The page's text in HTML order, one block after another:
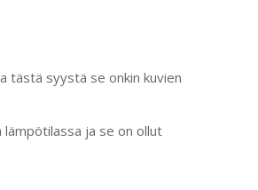
tästä syystä se onkin kuvien
lämpötilassa ja se on ollut